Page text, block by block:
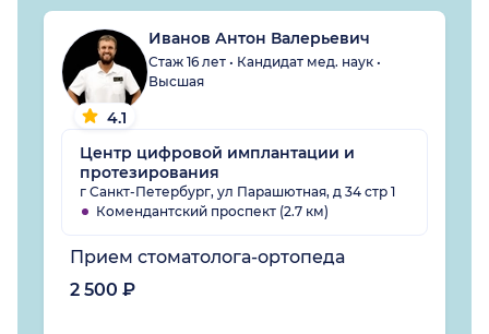
4.1
Иванов Антон Валерьевич
Стаж 16 лет • Кандидат мед. наук •
Высшая
Центр цифровой имплантации и
протезирования
г Санкт-Петербург, ул Парашютная, д 34 стр 1
Комендантский проспект (2.7 км)
Прием стоматолога-ортопеда
2 500 ₽